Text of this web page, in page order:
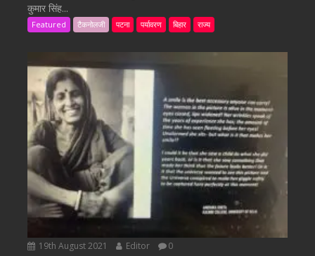
कुमार सिंह...
Featured टैकनोलजी पटना पर्यावरण बिहार राज्य
19th August 2021 Editor 0